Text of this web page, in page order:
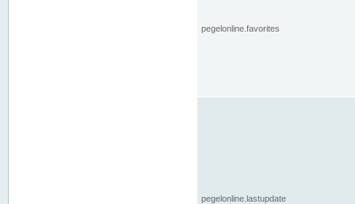
pegelonline.favorites
pegelonline.lastupdate